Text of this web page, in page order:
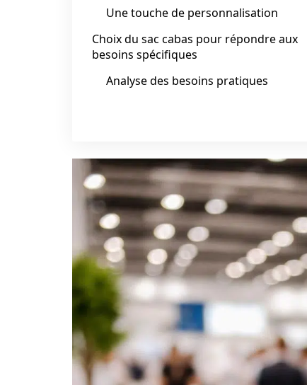
Une touche de personnalisation
Choix du sac cabas pour répondre aux
besoins spécifiques
Analyse des besoins pratiques